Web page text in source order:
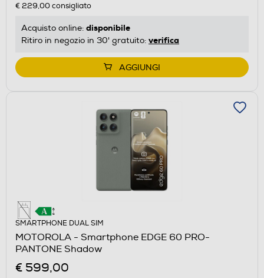
€ 229,00consigliato
Acquisto online: disponibile
Ritiro in negozio in 30' gratuito: verifica
AGGIUNGI
SMARTPHONE DUAL SIM
MOTOROLA - Smartphone EDGE 60 PRO-
PANTONE Shadow
€ 599,00